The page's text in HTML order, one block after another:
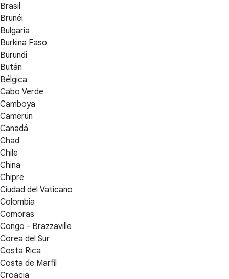
Brasil
Brunéi
Bulgaria
Burkina Faso
Burundi
Bután
Bélgica
Cabo Verde
Camboya
Camerún
Canadá
Chad
Chile
China
Chipre
Ciudad del Vaticano
Colombia
Comoras
Congo - Brazzaville
Corea del Sur
Costa Rica
Costa de Marfil
Croacia